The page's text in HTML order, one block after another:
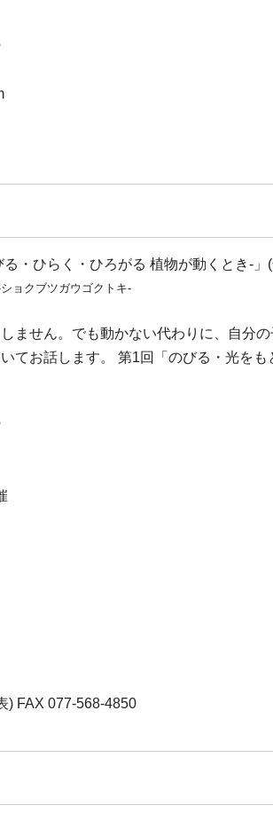
・ひらく・ひろがる 植物が動くとき-」
ョクブツガウゴクトキ-
ません。でも動かない代わりに、自分
てお話します。 第1回「のびる・光を
) FAX 077-568-4850